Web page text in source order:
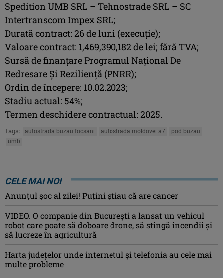
Spedition UMB SRL – Tehnostrade SRL – SC
Intertranscom Impex SRL;
Durată contract: 26 de luni (execuție);
Valoare contract: 1,469,390,182 de lei; fără TVA;
Sursă de finanțare Programul Național De
Redresare Și Reziliență (PNRR);
Ordin de începere: 10.02.2023;
Stadiu actual: 54%;
Termen deschidere contractual: 2025.
Tags: autostrada buzau focsani autostrada moldovei a7
pod buzau
umb
CELE MAI NOI
Anunţul şoc al zilei! Puţini ştiau că are cancer
VIDEO. O companie din București a lansat un vehicul
robot care poate să doboare drone, să stingă incendii și
să lucreze în agricultură
Harta județelor unde internetul și telefonia au cele mai
multe probleme